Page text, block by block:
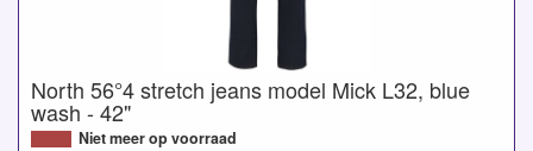
North 56°4 stretch jeans model Mick L32, blue
wash - 42"
Niet meer op voorraad